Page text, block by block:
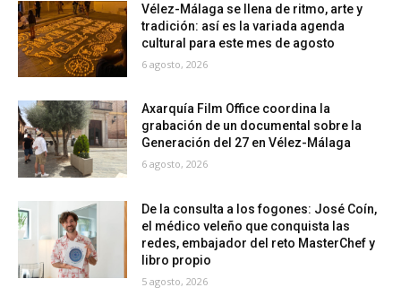
Vélez-Málaga se llena de ritmo, arte y
tradición: así es la variada agenda
cultural para este mes de agosto
6 agosto, 2026
Axarquía Film Office coordina la
grabación de un documental sobre la
Generación del 27 en Vélez-Málaga
6 agosto, 2026
De la consulta a los fogones: José Coín,
el médico veleño que conquista las
redes, embajador del reto MasterChef y
libro propio
5 agosto, 2026